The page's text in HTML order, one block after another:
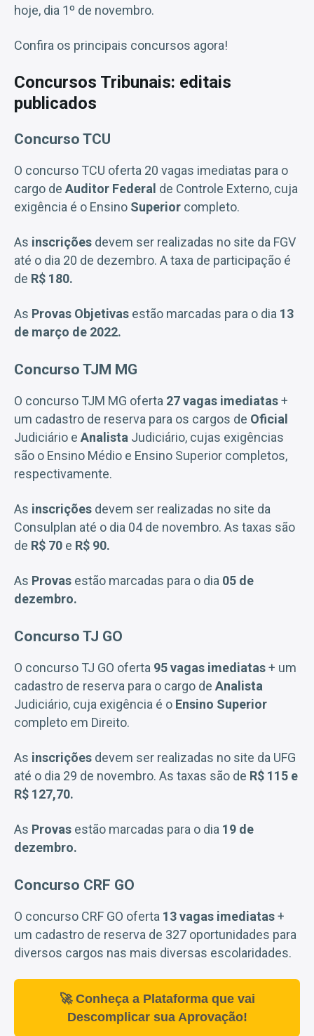
hoje, dia 1º de novembro.
Confira os principais concursos agora!
Concursos Tribunais: editais
publicados
Concurso TCU
O concurso TCU oferta 20 vagas imediatas para o
cargo de Auditor Federal de Controle Externo, cuja
exigência é o Ensino Superior completo.
As inscrições devem ser realizadas no site da FGV
até o dia 20 de dezembro. A taxa de participação é
de R$ 180.
As Provas Objetivas estão marcadas para o dia 13
de março de 2022.
Concurso TJM MG
O concurso TJM MG oferta 27 vagas imediatas+
um cadastro de reserva para os cargos de Oficial
Judiciário e Analista Judiciário, cujas exigências
são o Ensino Médio e Ensino Superior completos,
respectivamente.
As inscrições devem ser realizadas no site da
Consulplan até o dia 04 de novembro. As taxas são
de R$ 70 e R$ 90.
As Provas estão marcadas para o dia 05 de
dezembro.
Concurso TJ GO
O concurso TJ GO oferta 95 vagas imediatas+ um
cadastro de reserva para o cargo de Analista
Judiciário, cuja exigência é o Ensino Superior
completo em Direito.
As inscrições devem ser realizadas no site da UFG
até o dia 29 de novembro. As taxas são de R$ 115 e
R$ 127,70.
As Provas estão marcadas para o dia 19 de
dezembro.
Concurso CRF GO
O concurso CRF GO oferta 13 vagas imediatas+
um cadastro de reserva de 327 oportunidades para
diversos cargos nas mais diversas escolaridades.
🚀 Conheça a Plataforma que vai
Descomplicar sua Aprovação!